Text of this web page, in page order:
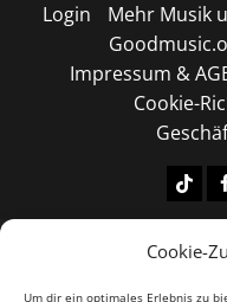
Cookie-
Um dir ein optimales Erlebnis zu
Login
Mehr Musik
Impressum &
Cookie-
Copyright © 2026